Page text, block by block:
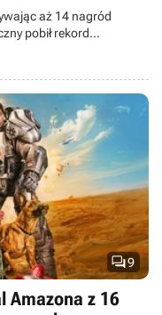
aż 14 nagród
pobił rekord
tyle serialową adaptację
9
Amazona z 16